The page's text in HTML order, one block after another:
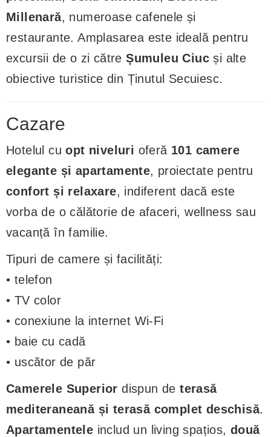
Millenară, numeroase cafenele și
restaurante. Amplasarea este ideală pentru
excursii de o zi cătreȘumuleu Ciuc și alte
obiective turistice din Ținutul Secuiesc.
Cazare
Hotelul cuopt niveluri oferă 101 camere
elegante și apartamente, proiectate pentru
confort și relaxare, indiferent dacă este
vorba de o călătorie de afaceri, wellness sau
vacanță în familie.
Tipuri de camere și facilități:
• telefon
• TV color
• conexiune la internet Wi-Fi
• baie cu cadă
• uscător de păr
Camerele Superior dispun deterasă
mediteraneană și terasă complet deschisă.
Apartamentele includ un living spațios,două